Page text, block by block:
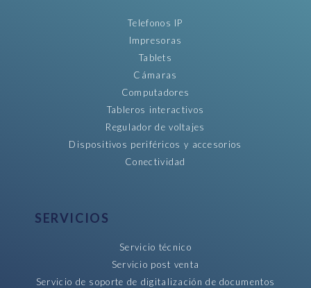
Telefonos IP
Impresoras
Tablets
Cámaras
Computadores
Tableros interactivos
Regulador de voltajes
Dispositivos periféricos y accesorios
Conectividad
SERVICIOS
Servicio técnico
Servicio post venta
Servicio de soporte de digitalización de documentos